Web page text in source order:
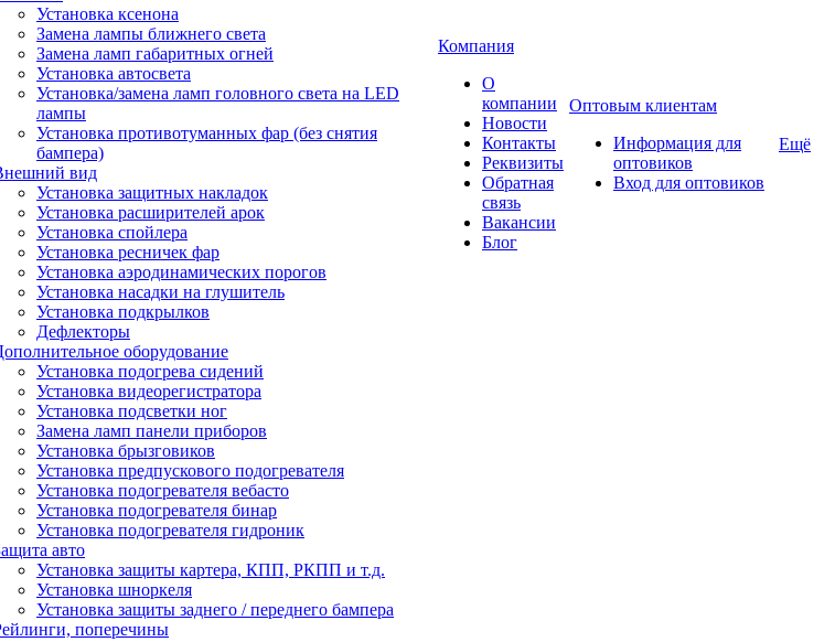
Установка ксенона
Замена лампы ближнего света
Замена ламп габаритных огней
Установка автосвета
Установка/замена ламп головного света на LED
лампы
Установка противотуманных фар (без снятия
бампера)
вид
Установка защитных накладок
Установка расширителей арок
Установка спойлера
Установка ресничек фар
Установка аэродинамических порогов
Установка насадки на глушитель
Установка подкрылков
Дефлекторы
оборудование
Установка подогрева сидений
Установка видеорегистратора
Установка подсветки ног
Замена ламп панели приборов
Установка брызговиков
Установка предпускового подогревателя
Установка подогревателя вебасто
Установка подогревателя бинар
Установка подогревателя гидроник
авто
Установка защиты картера, КПП, РКПП и т.д.
Установка шноркеля
Установка защиты заднего / переднего бампера
поперечины
Компания
О
компании
Новости
Контакты
Реквизиты
Обратная
связь
Вакансии
Блог
Оптовым клиентам
Информация для
оптовиков
Вход для оптовиков
Ещё